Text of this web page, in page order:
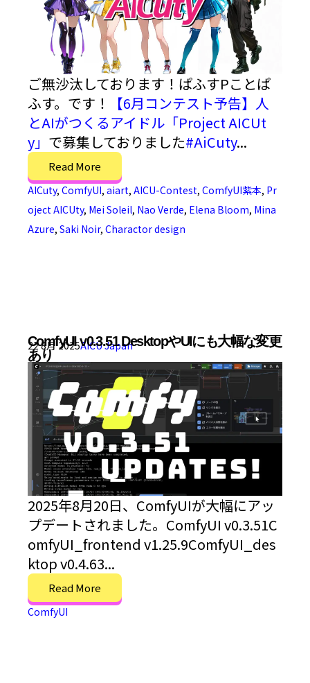
ご無沙汰しております！ぱふすPことぱ
ふす。です！
【6月コンテスト予告】人
とAIがつくるアイドル「Project AICUt
y」 で募集しておりました#AiCuty...
Read More
AICuty, ComfyUI, aiart, AICU-Contest, ComfyUI紫本, Pr
oject AICUty, Mei Soleil, Nao Verde, Elena Bloom, Mina
Azure, Saki Noir, Charactor design
ComfyUI v0.3.51 DesktopやUIにも大幅な変更
あり
22 8月 2025AICU Japan
2025年8月20日、ComfyUIが大幅にアッ
プデートされました。ComfyUI v0.3.51C
omfyUI_frontend v1.25.9ComfyUI_des
ktop v0.4.63...
Read More
ComfyUI